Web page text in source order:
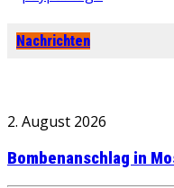
Nachrichten
2. August 2026
Bombenanschlag in